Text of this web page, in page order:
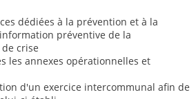
dédiées à la prévention et à la
préventive de la
crise
les annexes opérationnelles et
d'un exercice intercommunal afin de